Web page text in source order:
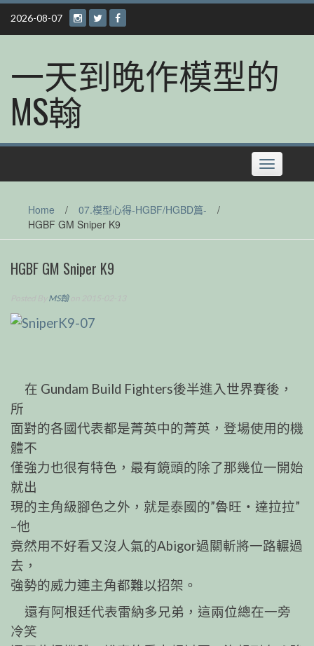
Skip
content
2026-08-07
一天到晚作模型的
MS翰
Toggle
navigation
Home / 07.模型心得-HGBF/HGBD篇-
/
HGBF GM Sniper K9
HGBF GM Sniper K9
MS翰on 2015-02-13
在 Gundam Build Fighters後半進入世界賽後，
所
面對的各國代表都是菁英中的菁英，登場使用的機
體不
僅強力也很有特色，最有鏡頭的除了那幾位一開始
就出
現的主角級腳色之外，就是泰國的”魯旺‧達拉拉”
–他
竟然用不好看又沒人氣的Abigor過關斬將一路輾過
去，
強勢的威力連主角都難以招架。
還有阿根廷代表雷納多兄弟，這兩位總在一旁
冷笑